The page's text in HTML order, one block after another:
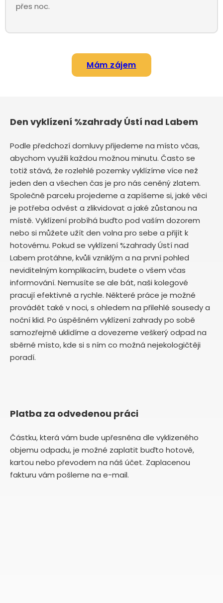
přes noc.
Mám zájem
Den vyklízení %zahrady Ústí nad Labem
Podle předchozí domluvy přijedeme na místo včas,
abychom využili každou možnou minutu. Často se
totiž stává, že rozlehlé pozemky vyklízíme více než
jeden den a všechen čas je pro nás ceněný zlatem.
Společně parcelu projedeme a zapíšeme si, jaké věci
je potřeba odvést a zlikvidovat a jaké zůstanou na
místě. Vyklízení probíhá buďto pod vaším dozorem
nebo si můžete užít den volna pro sebe a přijít k
hotovému. Pokud se vyklízení %zahrady Ústí nad
Labem protáhne, kvůli vzniklým a na první pohled
neviditelným komplikacím, budete o všem včas
informování. Nemusíte se ale bát, naši kolegové
pracují efektivně a rychle. Některé práce je možné
provádět také v noci, s ohledem na přilehlé sousedy a
noční klid. Po úspěšném vyklízení zahrady po sobě
samozřejmě uklidíme a dovezeme veškerý odpad na
sběrné místo, kde si s ním co možná nejekologičtěji
poradí.
Platba za odvedenou práci
Částku, která vám bude upřesněna dle vyklizeného
objemu odpadu, je možné zaplatit buďto hotově,
kartou nebo převodem na náš účet. Zaplacenou
fakturu vám pošleme na e-mail.